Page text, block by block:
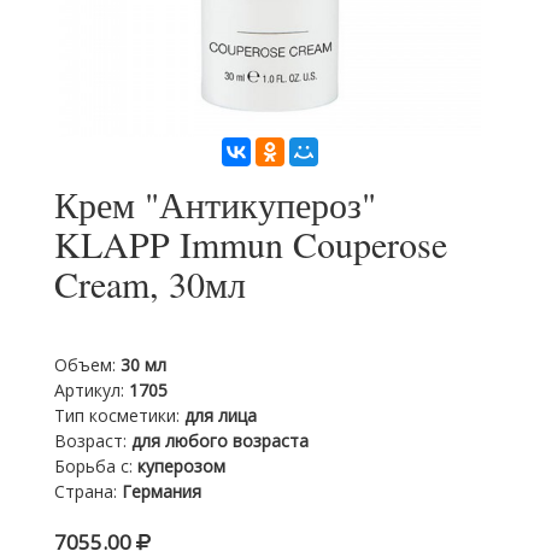
Крем "Антикупероз"
KLAPP Immun Couperose
Cream, 30мл
Объем: 30 мл
Артикул: 1705
Тип косметики: для лица
Возраст: для любого возраста
Борьба с: куперозом
Страна: Германия
7055.00